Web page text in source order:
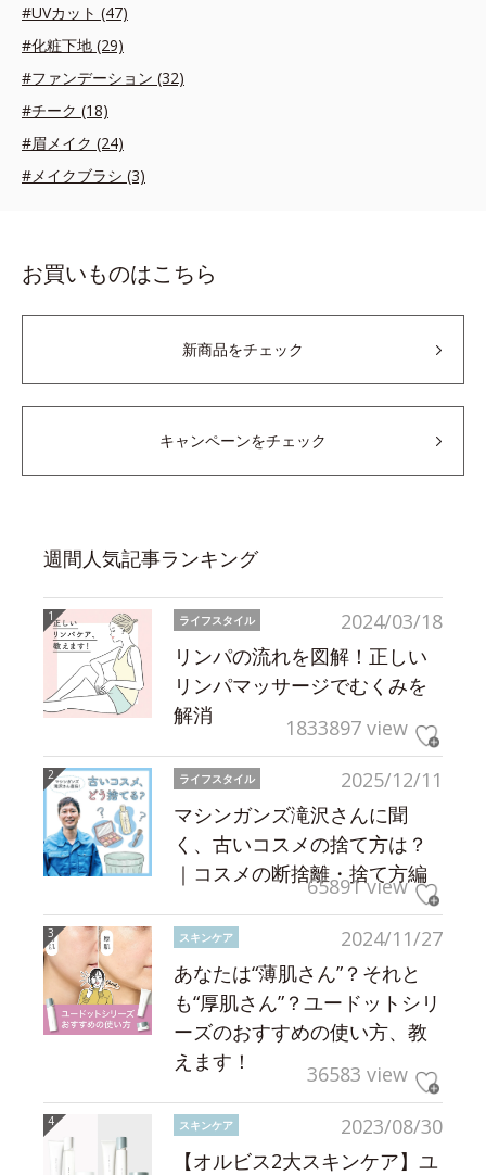
#UVカット (47)
#化粧下地 (29)
#ファンデーション (32)
#チーク (18)
#眉メイク (24)
#メイクブラシ (3)
お買いものはこちら
新商品をチェック
キャンペーンをチェック
週間人気記事ランキング
2024/03/18
ライフスタイル
リンパの流れを図解！正しい
リンパマッサージでむくみを
解消
1833897 view
2025/12/11
ライフスタイル
マシンガンズ滝沢さんに聞
く、古いコスメの捨て方は？
｜コスメの断捨離・捨て方編
65891 view
2024/11/27
スキンケア
あなたは“薄肌さん”？それと
も“厚肌さん”？ユードットシリ
ーズのおすすめの使い方、教
えます！
36583 view
2023/08/30
スキンケア
【オルビス2大スキンケア】ユ